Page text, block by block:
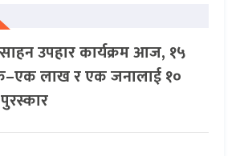
उपहार कार्यक्रम आज, १५
लाख र एक जनालाई १०